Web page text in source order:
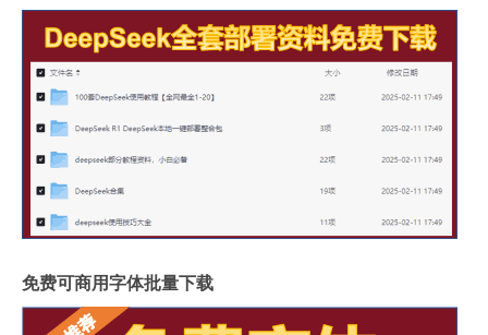
免费可商用字体批量下载